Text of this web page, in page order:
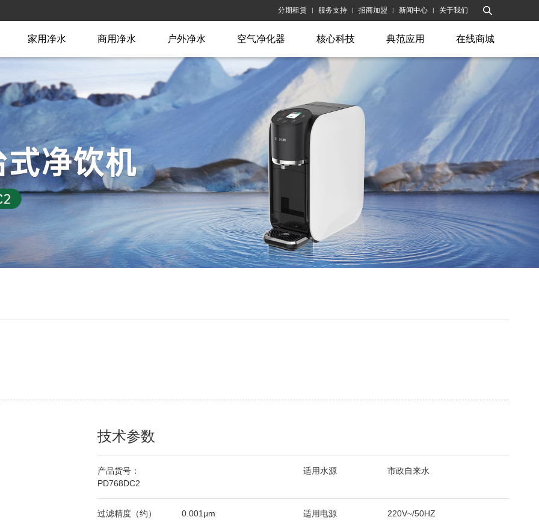
分期租赁 | 服务支持 | 招商加盟 | 新闻中心 | 关于我们
家用净水 商用净水 户外净水 空气净化器 核心科技 典范应用 在线商城
技术参数
产品货号：
PD768DC2
适用水源 市政自来水
过滤精度（约） 0.001μm 适用电源 220V~/50HZ